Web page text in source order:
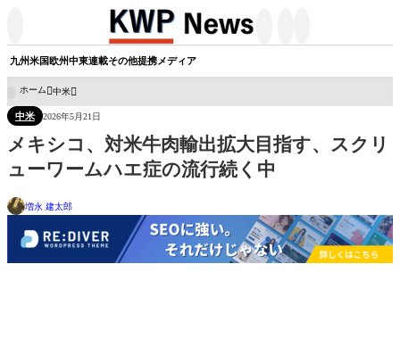
九州米国欧州中東連載その他提携メディア
ホーム 中米
中米 2026年5月21日
メキシコ、対米牛肉輸出拡大目指す、スクリ
ューワームハエ症の流行続く中
増永 建太郎